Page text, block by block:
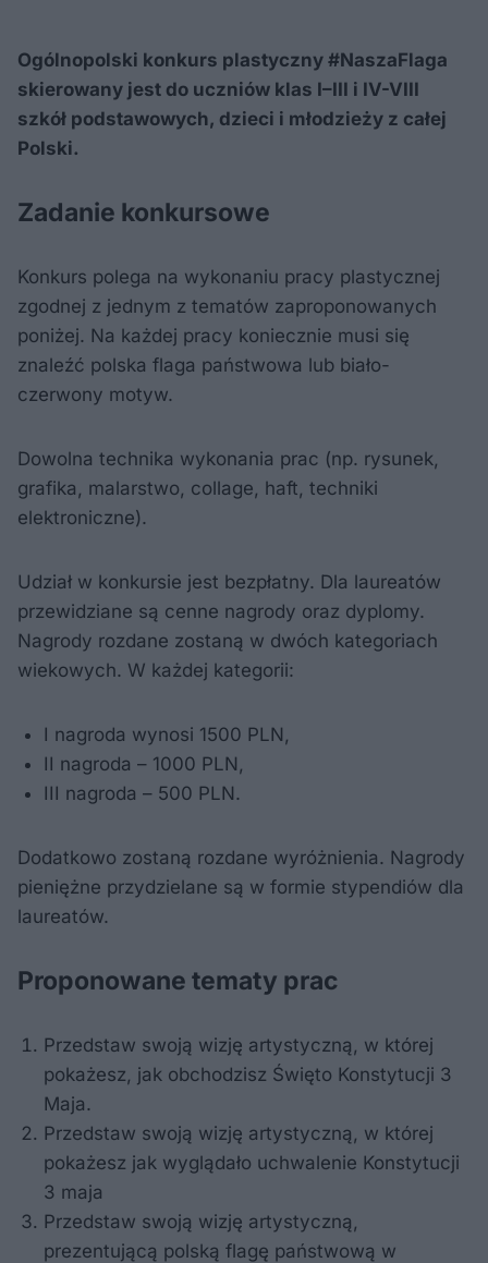
Ogólnopolski konkurs plastyczny #NaszaFlaga
skierowany jest do uczniów klas I–III i IV-VIII
szkół podstawowych, dzieci i młodzieży z całej
Polski.
Zadanie konkursowe
Konkurs polega na wykonaniu pracy plastycznej
zgodnej z jednym z tematów zaproponowanych
poniżej. Na każdej pracy koniecznie musi się
znaleźć polska flaga państwowa lub biało-
czerwony motyw.
Dowolna technika wykonania prac (np. rysunek,
grafika, malarstwo, collage, haft, techniki
elektroniczne).
Udział w konkursie jest bezpłatny. Dla laureatów
przewidziane są cenne nagrody oraz dyplomy.
Nagrody rozdane zostaną w dwóch kategoriach
wiekowych. W każdej kategorii:
I nagroda wynosi 1500 PLN,
II nagroda – 1000 PLN,
III nagroda – 500 PLN.
Dodatkowo zostaną rozdane wyróżnienia. Nagrody
pieniężne przydzielane są w formie stypendiów dla
laureatów.
Proponowane tematy prac
Przedstaw swoją wizję artystyczną, w której
pokażesz, jak obchodzisz Święto Konstytucji 3
Maja.
Przedstaw swoją wizję artystyczną, w której
pokażesz jak wyglądało uchwalenie Konstytucji
3 maja
Przedstaw swoją wizję artystyczną,
prezentującą polską flagę państwową w